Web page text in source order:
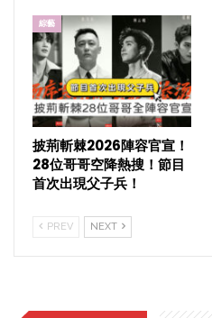
綜藝
披荊斬棘2026陣容官宣！
28位哥哥空降熱搜！節目
首次出現父子兵！
PREV NEXT